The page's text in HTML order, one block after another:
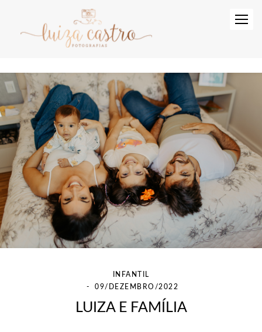
INFANTIL
09/DEZEMBRO/2022
LUIZA E FAMÍLIA